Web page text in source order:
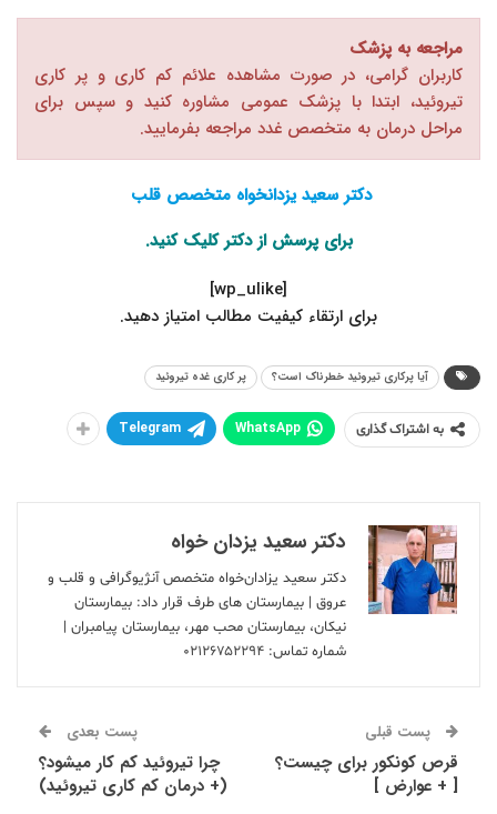
مراجعه به پزشک
کاربران گرامی، در صورت مشاهده علائم کم کاری و پر کاری
تیروئید، ابتدا با پزشک عمومی مشاوره کنید و سپس برای
مراحل درمان به متخصص غدد مراجعه بفرمایید.
دکتر سعید یزدانخواه متخصص قلب
برای پرسش از دکترکلیک کنید.
[wp_ulike]
.برای ارتقاء کیفیت مطالب امتیاز دهید
آیا پرکاری تیروئید خطرناک است؟ پر کاری غده تیروئید
به اشتراک گذاری WhatsApp
Telegram
دکتر سعید یزدان خواه
دکتر سعید یزادان‌خواه متخصص آنژیوگرافی و قلب و
عروق | بیمارستان های طرف قرار داد: بیمارستان
نیکان، بیمارستان محب مهر، بیمارستان پیامبران |
شماره تماس: ۰۲۱۲۶۷۵۲۲۹۴
پست قبلی
قرص کونکور برای چیست؟
[ + عوارض ]
پست بعدی
چرا تیروئید کم کار میشود؟
(+ درمان کم کاری تیروئید)